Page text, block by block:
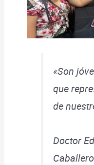
«Son
que
de
Doctor